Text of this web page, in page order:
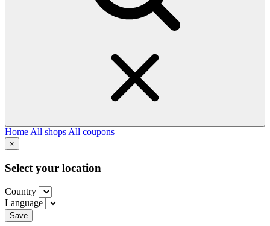
Home All shops All coupons
×
Select your location
Country
Language
Save